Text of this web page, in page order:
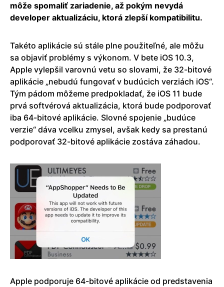
môže spomaliť zariadenie, až pokým nevydá
developer aktualizáciu, ktorá zlepší kompatibilitu.
Takéto aplikácie sú stále plne použiteľné, ale môžu
sa objaviť problémy s výkonom. V bete iOS 10.3,
Apple vylepšil varovnú vetu so slovami, že 32-bitové
aplikácie „nebudú fungovať v budúcich verziách iOS“.
Tým pádom môžeme predpokladať, že iOS 11 bude
prvá softvérová aktualizácia, ktorá bude podporovať
iba 64-bitové aplikácie. Slovné spojenie „budúce
verzie“ dáva vcelku zmysel, avšak kedy sa prestanú
podporovať 32-bitové aplikácie zostáva záhadou.
Apple podporuje 64-bitové aplikácie od predstavenia